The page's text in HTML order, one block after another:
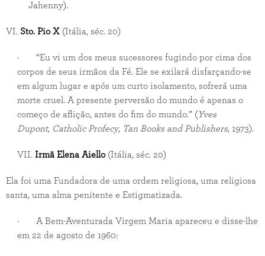
Jahenny).
VI. Sto. Pio X (Itália, séc. 20)
· “Eu vi um dos meus sucessores fugindo por cima dos
corpos de seus irmãos da Fé. Ele se exilará disfarçando-se
em algum lugar e após um curto isolamento, sofrerá uma
morte cruel. A presente perversão do mundo é apenas o
começo de aflição, antes do fim do mundo.” (Yves
Dupont, Catholic Profecy, Tan Books and Publishers, 1973).
VII. Irmã Elena Aiello(Itália, séc. 20)
Ela foi uma Fundadora de uma ordem religiosa, uma religiosa
santa, uma alma penitente e Estigmatizada.
· A Bem-Aventurada Virgem Maria apareceu e disse-lhe
em 22 de agosto de 1960: